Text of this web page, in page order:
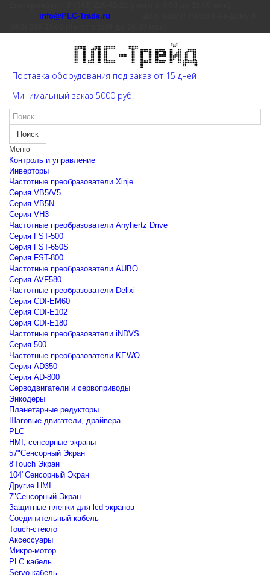
info@PLC-Trade.ru
Поставка оборудования под заказ от 15 дней
Минимальный заказ 5000 руб.
Поиск
Меню
Контроль и управление
Инверторы
Частотные преобразователи Xinje
Cерия VB5/V5
Cерия VB5N
Cерия VH3
Частотные преобразователи Anyhertz Drive
Серия FST-500
Серия FST-650S
Серия FST-800
Частотные преобразователи AUBO
Серия AVF580
Частотные преобразователи Delixi
Серия CDI-EM60
Серия CDI-E102
Серия CDI-E180
Частотные преобразователи iNDVS
Серия 500
Частотные преобразователи KEWO
Серия AD350
Серия AD-800
Серводвигатели и сервоприводы
Энкодеры
Планетарные редукторы
Шаговые двигатели, драйвера
PLC
HMI, сенсорные экраны
57"Сенсорный Экран
8'Touch Экран
104"Сенсорный Экран
Другие HMI
7"Сенсорный Экран
Защитные пленки для lcd экранов
Соединительный кабель
Touch-стекло
Аксессуары
Микро-мотор
PLC кабель
Servo-кабель